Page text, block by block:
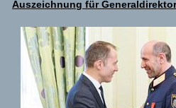
Auszeichnung für